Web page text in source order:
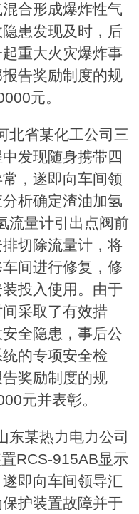
合形成爆炸性气
患发现及时，后
重大火灾爆炸事
告奖励制度的规
元。
北省某化工公司三
发现随身携带四
，遂即向车间领
析确定渣油加氢
流量计引出点阀前
切除流量计，将
间进行修复，修
投入使用。由于
采取了有效措
全隐患，事后公
的专项安全检
奖励制度的规
元并表彰。
东某热力电力公司
RCS-915AB显示
即向车间领导汇
护装置故障并于